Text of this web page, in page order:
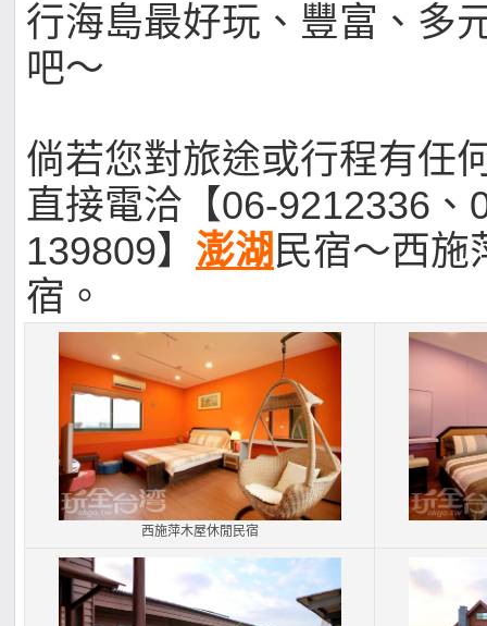
行海島最好玩、豐富、多
吧～
倘若您對旅途或行程有任
直接電洽【06-9212336、
139809】 澎湖民宿～西施
宿。
西施萍木屋休閒民宿